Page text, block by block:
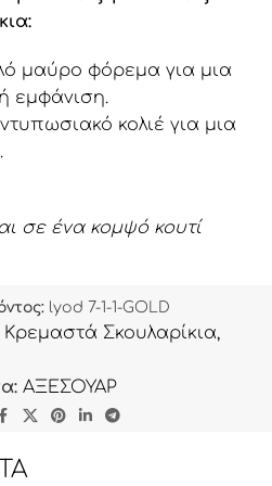
μαύρο φόρεμα για μια
εμφάνιση.
κολιέ για μια
σε ένα κομψό κουτί
lyod 7-1-1-GOLD
Κρεμαστά Σκουλαρίκια,
ΑΞΕΣΟΥΑΡ